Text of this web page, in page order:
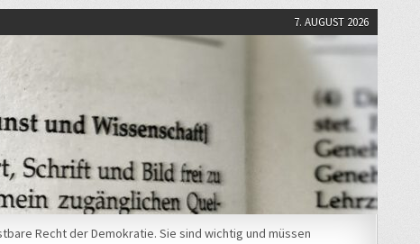
7. AUGUST 2026
Recht der Demokratie. Sie sind wichtig und müssen